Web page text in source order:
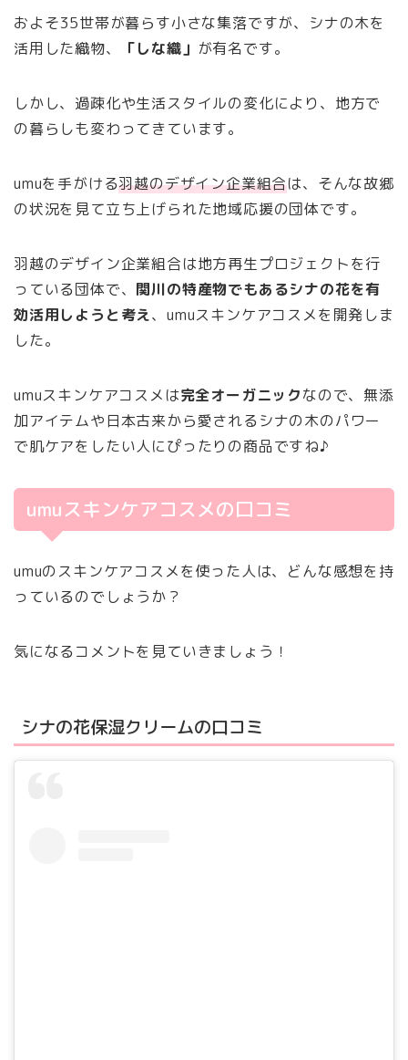
およそ35世帯が暮らす小さな集落ですが、シナの木を
活用した織物、
「しな織」 が有名です。
しかし、過疎化や生活スタイルの変化により、地方で
の暮らしも変わってきています。
umuを手がける羽越のデザイン企業組合は、そんな故郷
の状況を見て立ち上げられた地域応援の団体です。
羽越のデザイン企業組合は地方再生プロジェクトを行
っている団体で、 関川の特産物でもあるシナの花を有
効活用しようと考え、umuスキンケアコスメを開発しま
した。
umuスキンケアコスメは完全オーガニックなので、無添
加アイテムや日本古来から愛されるシナの木のパワー
で肌ケアをしたい人にぴったりの商品ですね♪
umuスキンケアコスメの口コミ
umuのスキンケアコスメを使った人は、どんな感想を持
っているのでしょうか？
気になるコメントを見ていきましょう！
シナの花保湿クリームの口コミ